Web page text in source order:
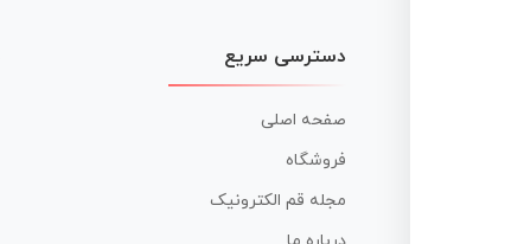
دسترسی سریع
صفحه اصلی
فروشگاه
مجله قم الکترونیک